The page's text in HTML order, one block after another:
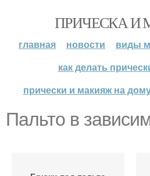
ПРИЧЕСКА И
главная новости
виды
как делать
прически и макияж на
Пальто в